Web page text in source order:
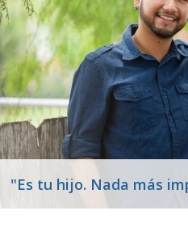
"Es tu hijo. Nada más